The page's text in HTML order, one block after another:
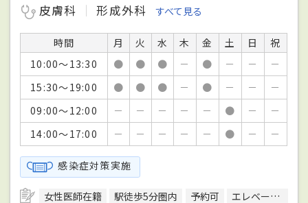
皮膚科
形成外科 すべて見る
時間 月 火 水 木 金 土 日
祝
10:00～13:30
● ● ● － ● － －
－
15:30～19:00
● ● ● － ● － －
－
09:00～12:00
－ － － － － ● －
－
14:00～17:00
－ － － － － ● － －
感染症対策実施
女性医師在籍 駅徒歩5分圏内 予約可
エレベーターあり